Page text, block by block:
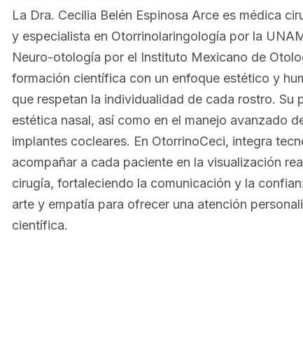
La Dra. Cecilia Belén Espinosa Arce es médica
y especialista en Otorrinolaringología por la
Neuro-otología por el Instituto Mexicano de
formación científica con un enfoque estético y
que respetan la individualidad de cada rostro.
estética nasal, así como en el manejo avanzado
implantes cocleares. En OtorrinoCeci, integra
acompañar a cada paciente en la visualización
cirugía, fortaleciendo la comunicación y la
arte y empatía para ofrecer una atención
científica.